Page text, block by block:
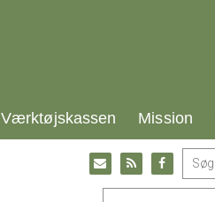
24.0:
Værktøjskassen 25.0:
Mission
Gå
til:
Facebook
Gå
til:
RSS
feed
Gå
til:
Email